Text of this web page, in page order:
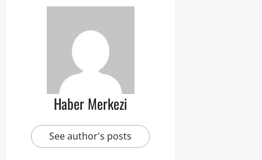
Haber Merkezi
See author's posts